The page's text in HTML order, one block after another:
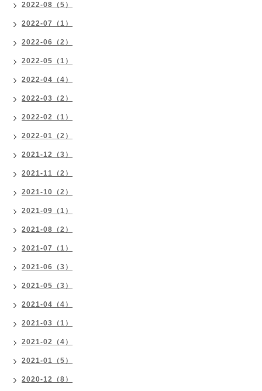
2022-08（5）
2022-07（1）
2022-06（2）
2022-05（1）
2022-04（4）
2022-03（2）
2022-02（1）
2022-01（2）
2021-12（3）
2021-11（2）
2021-10（2）
2021-09（1）
2021-08（2）
2021-07（1）
2021-06（3）
2021-05（3）
2021-04（4）
2021-03（1）
2021-02（4）
2021-01（5）
2020-12（8）